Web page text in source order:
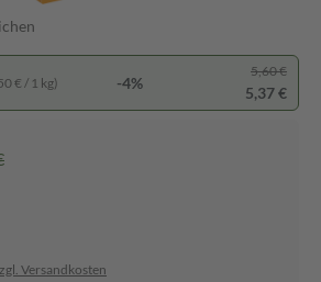
€ / 1 kg) -4%
5,60 €
5,37 €
Versandkosten